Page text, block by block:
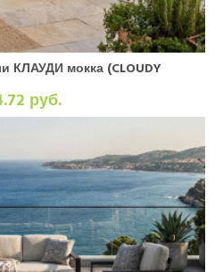
КЛАУДИ мокка (CLOUDY
руб.